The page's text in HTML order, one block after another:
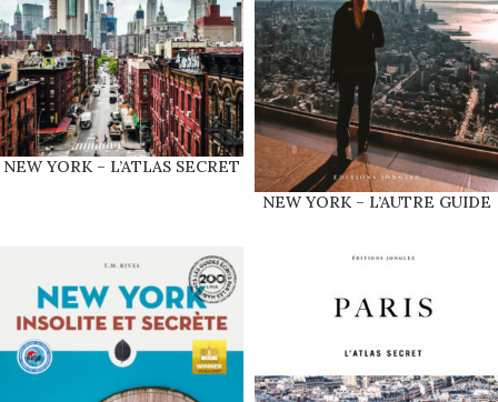
NEW YORK – L’ATLAS SECRET
NEW YORK – L’AUTRE GUIDE